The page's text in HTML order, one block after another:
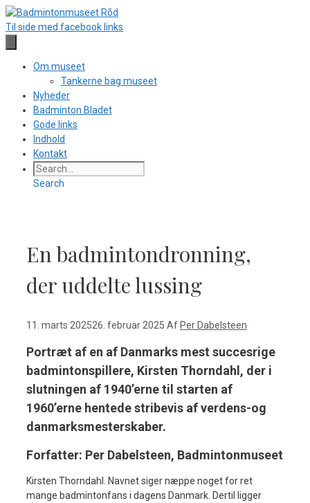
Hop
til
Til side med facebook links
Om museet
Tankerne bag museet
Nyheder
Badminton Bladet
Gode links
Indhold
Kontakt
Search
En badmintondronning,
der uddelte lussing
11. marts 202526. februar 2025 Af Per Dabelsteen
Portræt af en af Danmarks mest succesrige
badmintonspillere, Kirsten Thorndahl, der i
slutningen af 1940’erne til starten af
1960’erne hentede stribevis af verdens-og
danmarksmesterskaber.
Forfatter: Per Dabelsteen, Badmintonmuseet
Kirsten Thorndahl. Navnet siger næppe noget for ret
mange badmintonfans i dagens Danmark. Dertil ligger